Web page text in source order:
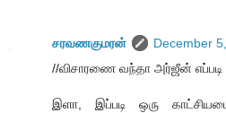
சரவணகுமரன்
December
//விசாரணை வந்தா அர்ஜீன் எப்படி
இளா, இப்படி ஒரு